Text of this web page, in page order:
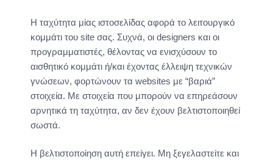
H ταχύτητα μίας ιστοσελίδας αφορά το λειτουργικό
κομμάτι του site σας. Συχνά, οι designers και οι
προγραμματιστές, θέλοντας να ενισχύσουν το
αισθητικό κομμάτι ή/και έχοντας έλλειψη τεχνικών
γνώσεων, φορτώνουν τα websites με “βαριά”
στοιχεία. Με στοιχεία που μπορούν να επηρεάσουν
αρνητικά τη ταχύτητα, αν δεν έχουν βελτιστοποιηθεί
σωστά.
Η βελτιστοποίηση αυτή επείγει. Μη ξεγελαστείτε και